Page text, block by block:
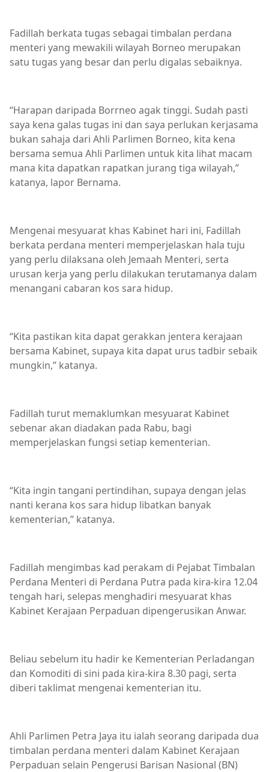
Fadillah berkata tugas sebagai timbalan perdana
menteri yang mewakili wilayah Borneo merupakan
satu tugas yang besar dan perlu digalas sebaiknya.
“Harapan daripada Borrneo agak tinggi. Sudah pasti
saya kena galas tugas ini dan saya perlukan kerjasama
bukan sahaja dari Ahli Parlimen Borneo, kita kena
bersama semua Ahli Parlimen untuk kita lihat macam
mana kita dapatkan rapatkan jurang tiga wilayah,”
katanya, lapor Bernama.
Mengenai mesyuarat khas Kabinet hari ini, Fadillah
berkata perdana menteri memperjelaskan hala tuju
yang perlu dilaksana oleh Jemaah Menteri, serta
urusan kerja yang perlu dilakukan terutamanya dalam
menangani cabaran kos sara hidup.
“Kita pastikan kita dapat gerakkan jentera kerajaan
bersama Kabinet, supaya kita dapat urus tadbir sebaik
mungkin,” katanya.
Fadillah turut memaklumkan mesyuarat Kabinet
sebenar akan diadakan pada Rabu, bagi
memperjelaskan fungsi setiap kementerian.
“Kita ingin tangani pertindihan, supaya dengan jelas
nanti kerana kos sara hidup libatkan banyak
kementerian,” katanya.
Fadillah mengimbas kad perakam di Pejabat Timbalan
Perdana Menteri di Perdana Putra pada kira-kira 12.04
tengah hari, selepas menghadiri mesyuarat khas
Kabinet Kerajaan Perpaduan dipengerusikan Anwar.
Beliau sebelum itu hadir ke Kementerian Perladangan
dan Komoditi di sini pada kira-kira 8.30 pagi, serta
diberi taklimat mengenai kementerian itu.
Ahli Parlimen Petra Jaya itu ialah seorang daripada dua
timbalan perdana menteri dalam Kabinet Kerajaan
Perpaduan selain Pengerusi Barisan Nasional (BN)